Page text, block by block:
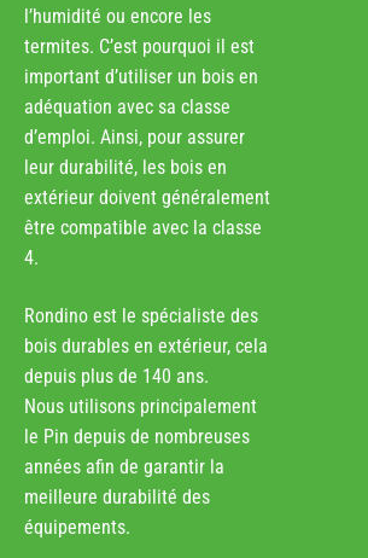
l’humidité ou encore les
termites. C’est pourquoi il est
important d’utiliser un bois en
adéquation avec sa classe
d’emploi. Ainsi, pour assurer
leur durabilité, les bois en
extérieur doivent généralement
être compatible avec la classe
4.
Rondino est le spécialiste des
bois durables en extérieur, cela
depuis plus de 140 ans.
Nous utilisons principalement
le Pin depuis de nombreuses
années afin de garantir la
meilleure durabilité des
équipements.